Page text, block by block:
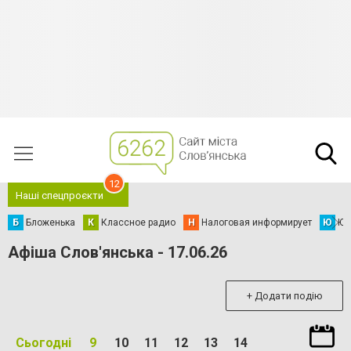
Наші спецпроєкти
12
Б Бложенька К Классное радио Н Налоговая информирует Ю
Афіша Слов'янська - 17.06.26
+ Додати подію
Сьогодні 9 10 11 12 13 14